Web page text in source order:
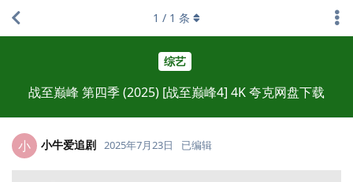
综艺
战至巅峰 第四季 (2025) [战至巅峰4] 4K 夸克网盘下载
1 / 1 条
小 小牛爱追剧 2025年7月23日 已编辑